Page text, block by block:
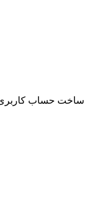
ساخت حساب